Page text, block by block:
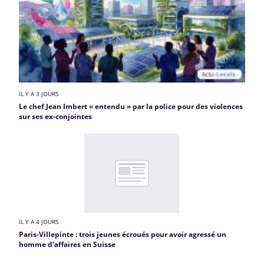
IL Y A 3 JOURS
Le chef Jean Imbert « entendu » par la police pour des violences
sur ses ex-conjointes
IL Y A 4 JOURS
Paris-Villepinte : trois jeunes écroués pour avoir agressé un
homme d’affaires en Suisse